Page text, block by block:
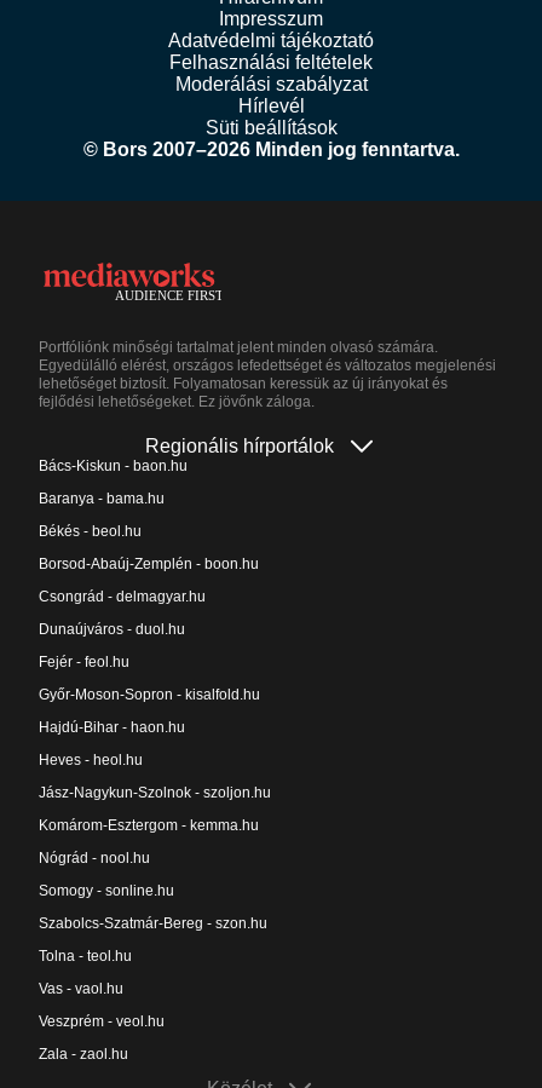
Impresszum
Adatvédelmi tájékoztató
Felhasználási feltételek
Moderálási szabályzat
Hírlevél
Süti beállítások
© Bors 2007–2026 Minden jog fenntartva.
Portfóliónk minőségi tartalmat jelent minden olvasó számára.
Egyedülálló elérést, országos lefedettséget és változatos megjelenési
lehetőséget biztosít. Folyamatosan keressük az új irányokat és
fejlődési lehetőségeket. Ez jövőnk záloga.
Regionális hírportálok
Bács-Kiskun - baon.hu
Baranya - bama.hu
Békés - beol.hu
Borsod-Abaúj-Zemplén - boon.hu
Csongrád - delmagyar.hu
Dunaújváros - duol.hu
Fejér - feol.hu
Győr-Moson-Sopron - kisalfold.hu
Hajdú-Bihar - haon.hu
Heves - heol.hu
Jász-Nagykun-Szolnok - szoljon.hu
Komárom-Esztergom - kemma.hu
Nógrád - nool.hu
Somogy - sonline.hu
Szabolcs-Szatmár-Bereg - szon.hu
Tolna - teol.hu
Vas - vaol.hu
Veszprém - veol.hu
Zala - zaol.hu